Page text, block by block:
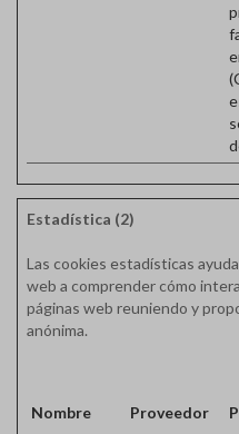
Estadística (2)
Las cookies estadísticas
web a comprender cómo
páginas web reuniendo y
anónima.
Nombre Proveedor